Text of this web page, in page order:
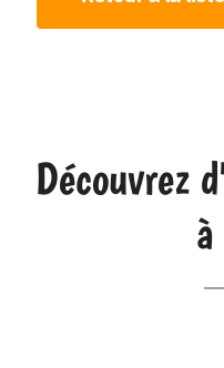
Découvrez